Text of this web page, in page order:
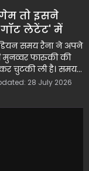
खुद को अनाथ महसूस
तो इसने
लेटेंट' में
फारुकी की
समय रैना ने अपने
मुनव्वर फारुकी की
चुटकी ली है। समय
की तुलना बॉलीवुड
और उनके
लोटपोट कर दिया
28 July 2026